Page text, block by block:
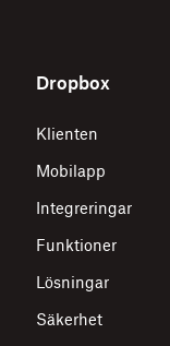
Dropbox
Klienten
Mobilapp
Integreringar
Funktioner
Lösningar
Säkerhet